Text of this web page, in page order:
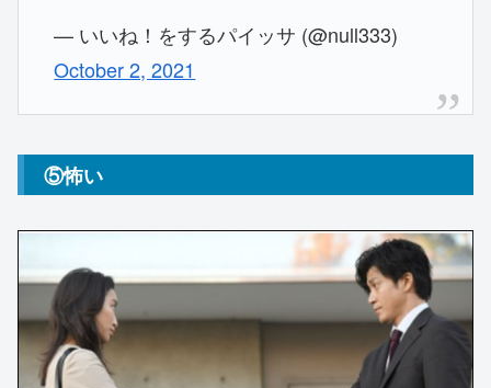
— いいね！をするパイッサ (@null333)
October 2, 2021
⑤怖い